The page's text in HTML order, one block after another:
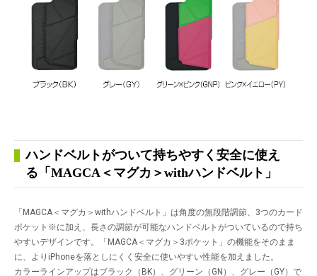
ハンドベルトがついて持ちやすく安全に使え
る「MAGCA＜マグカ＞withハンドベルト」
「MAGCA＜マグカ＞withハンドベルト」は角度の無段階調節、3つのカード
ポケット ※に加え、長さの調節が可能なハンドベルトがついているので持ち
やすいデザインです。「MAGCA＜マグカ＞3ポケット」の機能をそのまま
に、よりiPhoneを落としにくく安全に使いやすい性能を加えました。
カラーラインアップはブラック（BK）、グリーン（GN）、グレー（GY）で